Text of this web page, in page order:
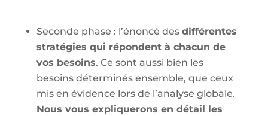
Seconde phase : l’énoncé des différentes
stratégies qui répondent à chacun de
vos besoins. Ce sont aussi bien les
besoins déterminés ensemble, que ceux
mis en évidence lors de l ’analyse globale.
Nous vous expliquerons en détail les